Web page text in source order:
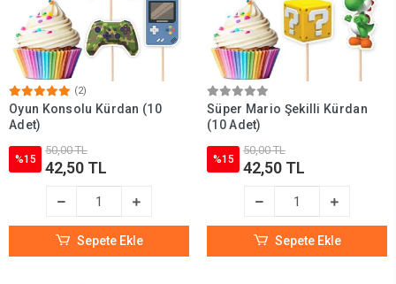
(2)
Oyun Konsolu Kürdan (10
Adet)
%15
50,00 TL
42,50 TL
Sepete Ekle
Süper Mario Şekilli Kürdan
(10 Adet)
%15
50,00 TL
42,50 TL
Sepete Ekle